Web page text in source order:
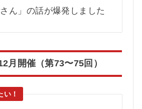
さん」の話が爆発しました
月開催（第73〜75回）